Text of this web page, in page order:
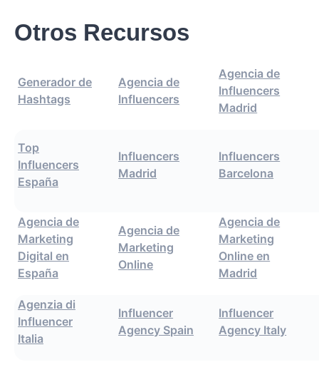
Otros Recursos
Generador de
Hashtags
Agencia de
Influencers
Agencia de
Influencers
Madrid
Top
Influencers
España
Influencers
Madrid
Influencers
Barcelona
Agencia de
Marketing
Digital en
España
Agencia de
Marketing
Online
Agencia de
Marketing
Online en
Madrid
Agenzia di
Influencer
Italia
Influencer
Agency Spain
Influencer
Agency Italy